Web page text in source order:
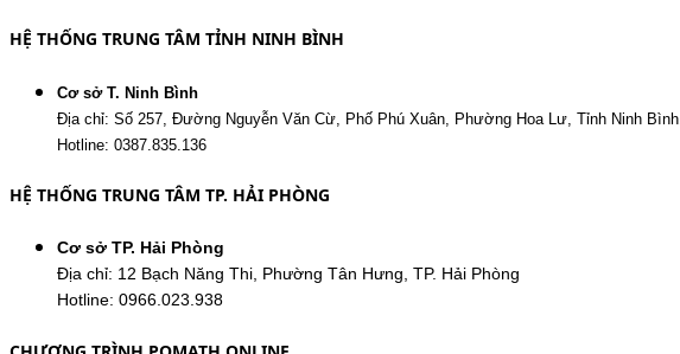
HỆ THỐNG TRUNG TÂM TỈNH NINH BÌNH
Cơ sở T. Ninh Bình
Địa chỉ: Số 257, Đường Nguyễn Văn Cừ, Phố Phú Xuân, Phường Hoa Lư, Tỉnh Ninh Bình.
Hotline: 0387.835.136
HỆ THỐNG TRUNG TÂM TP. HẢI PHÒNG
Cơ sở TP. Hải Phòng
Địa chỉ: 12 Bạch Năng Thi, Phường Tân Hưng, TP. Hải Phòng
Hotline: 0966.023.938